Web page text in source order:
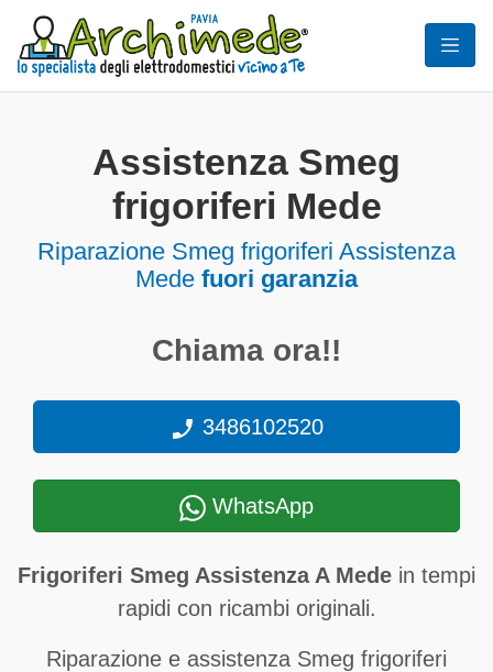
Assistenza Smeg
frigoriferi Mede
Riparazione Smeg frigoriferi Assistenza
Mede fuori garanzia
Chiama ora!!
3486102520
WhatsApp
Frigoriferi Smeg Assistenza A Mede in tempi
rapidi con ricambi originali.
Riparazione e assistenza Smeg frigoriferi